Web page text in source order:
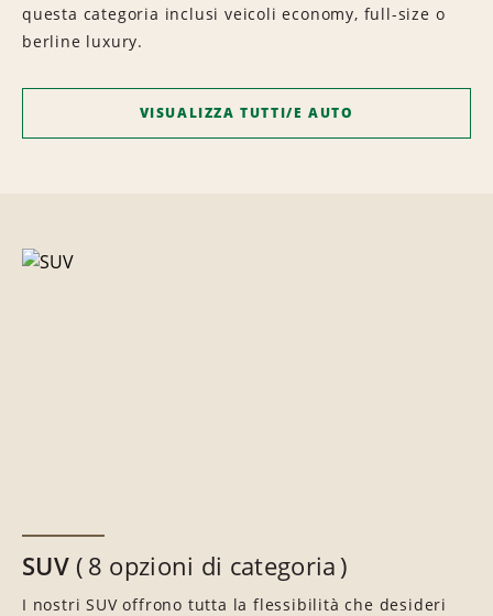
questa categoria inclusi veicoli economy, full-size o
berline luxury.
VISUALIZZA TUTTI/E AUTO
SUV 8 opzioni di categoria
I nostri SUV offrono tutta la flessibilità che desideri